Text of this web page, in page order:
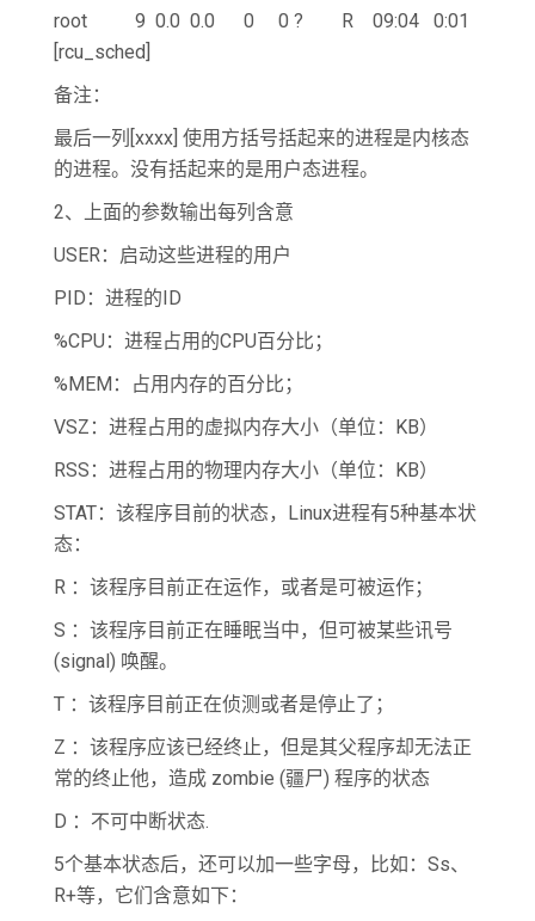
root 9 0.0 0.0 0 0 ? R 09:04 0:01
[rcu_sched]
备注：
最后一列[xxxx] 使用方括号括起来的进程是内核态
的进程。没有括起来的是用户态进程。
2、上面的参数输出每列含意
USER：启动这些进程的用户
PID：进程的ID
%CPU：进程占用的CPU百分比；
%MEM：占用内存的百分比；
VSZ：进程占用的虚拟内存大小（单位：KB）
RSS：进程占用的物理内存大小（单位：KB）
STAT：该程序目前的状态，Linux进程有5种基本状
态：
R ：该程序目前正在运作，或者是可被运作；
S ：该程序目前正在睡眠当中，但可被某些讯号
(signal) 唤醒。
T ：该程序目前正在侦测或者是停止了；
Z ：该程序应该已经终止，但是其父程序却无法正
常的终止他，造成 zombie (疆尸) 程序的状态
D ：不可中断状态.
5个基本状态后，还可以加一些字母，比如：Ss、
R+等，它们含意如下：